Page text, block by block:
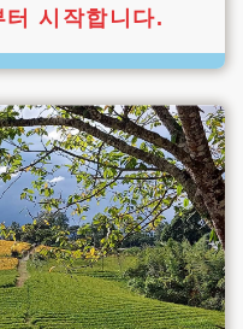
시작합니다.